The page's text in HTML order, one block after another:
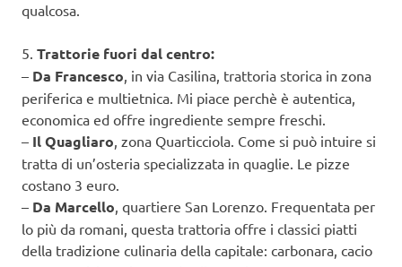
qualcosa.
5. Trattorie fuori dal centro:
– Da Francesco, in via Casilina, trattoria storica in zona
periferica e multietnica. Mi piace perchè è autentica,
economica ed offre ingrediente sempre freschi.
– Il Quagliaro, zona Quarticciola. Come si può intuire si
tratta di un’osteria specializzata in quaglie. Le pizze
costano 3 euro.
– Da Marcello, quartiere San Lorenzo. Frequentata per
lo più da romani, questa trattoria offre i classici piatti
della tradizione culinaria della capitale: carbonara, cacio